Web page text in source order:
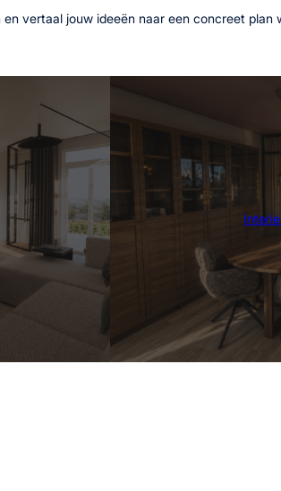
vertaal jouw ideeën naar een concreet plan